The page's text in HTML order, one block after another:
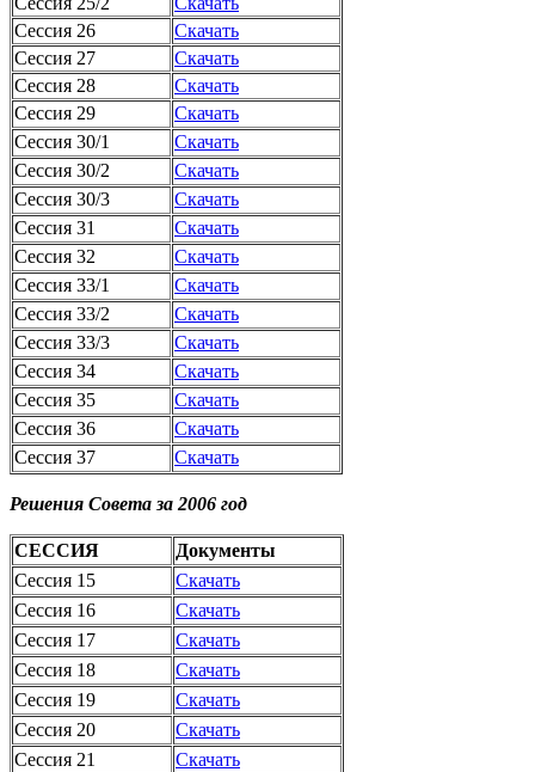
Сессия 26
Скачать
Сессия 27
Скачать
Сессия 28
Скачать
Сессия 29
Скачать
Сессия 30/1
Скачать
Сессия 30/2
Скачать
Сессия 30/3
Скачать
Сессия 31
Скачать
Сессия 32
Скачать
Сессия 33/1
Скачать
Сессия 33/2
Скачать
Сессия 33/3
Скачать
Сессия 34
Скачать
Сессия 35
Скачать
Сессия 36
Скачать
Сессия 37
Скачать
Решения Совета за 2006 год
СЕССИЯ
Документы
Сессия 15
Скачать
Сессия 16
Скачать
Сессия 17
Скачать
Сессия 18
Скачать
Сессия 19
Скачать
Сессия 20
Скачать
Сессия 21
Скачать